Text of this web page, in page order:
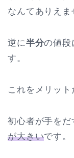
なんてありえま
逆に半分の値段
す。
これをメリッ
初心者が手をだ
が大きいです。